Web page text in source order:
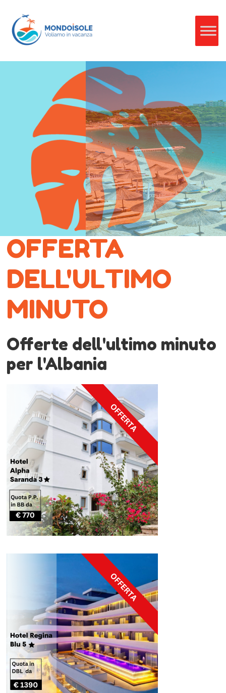
Vacanze in
Albania
Alla scoperta della terra degli illiri, dove si intrecciano la storia e
le culture dell'occidente e dell'oriente. Un paese così vicino e così
lontano che si apre finalmente al mondo dopo tanti anni di
isolamento. L'Albania, un paese in rapido sviluppo, è noto per i
suoi splendidi paesaggi, la ricca storia e la cultura diversificata.
VEDI DI PIÙ
OFFERTA
DELL'ULTIMO
MINUTO
Offerte dell'ultimo minuto
per l'Albania